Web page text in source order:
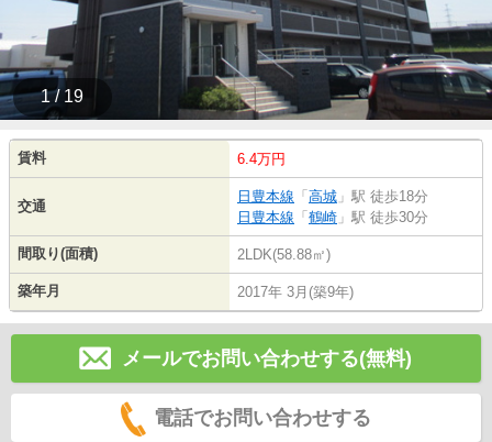
1 / 19
賃料 6.4万円
交通
日豊本線 「 高城 」駅 徒歩18分
日豊本線 「 鶴崎 」駅 徒歩30分
間取り(面積) 2LDK(58.88㎡)
築年月 2017年 3月(築9年)
メールでお問い合わせする(無料)
電話でお問い合わせする